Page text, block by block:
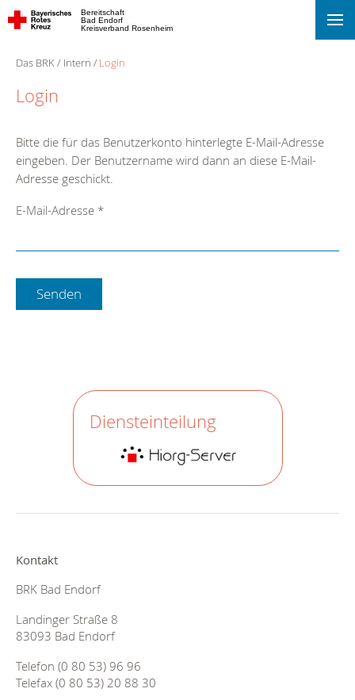
Bereitschaft
Bad Endorf
Kreisverband Rosenheim
Das BRK Intern Login
Login
Bitte die für das Benutzerkonto hinterlegte E-Mail-Adresse
eingeben. Der Benutzername wird dann an diese E-Mail-
Adresse geschickt.
E-Mail-Adresse *
Senden
Diensteinteilung
Kontakt
BRK Bad Endorf
Landinger Straße 8
83093 Bad Endorf
Telefon (0 80 53) 96 96
Telefax (0 80 53) 20 88 30